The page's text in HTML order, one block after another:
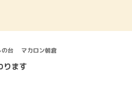
の台 マカロン朝倉
ります